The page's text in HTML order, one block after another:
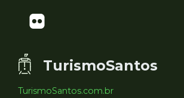
TurismoSantos
TurismoSantos.com.br